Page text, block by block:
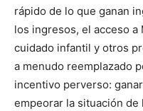
rápido de lo que ganan
los ingresos, el acceso
cuidado infantil y otros
a menudo reemplazado
incentivo perverso:
empeorar la situación de